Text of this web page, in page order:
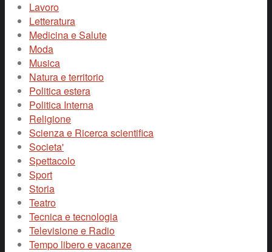
Lavoro
Letteratura
Medicina e Salute
Moda
Musica
Natura e territorio
Politica estera
Politica Interna
Religione
Scienza e Ricerca scientifica
Societa'
Spettacolo
Sport
Storia
Teatro
Tecnica e tecnologia
Televisione e Radio
Tempo libero e vacanze